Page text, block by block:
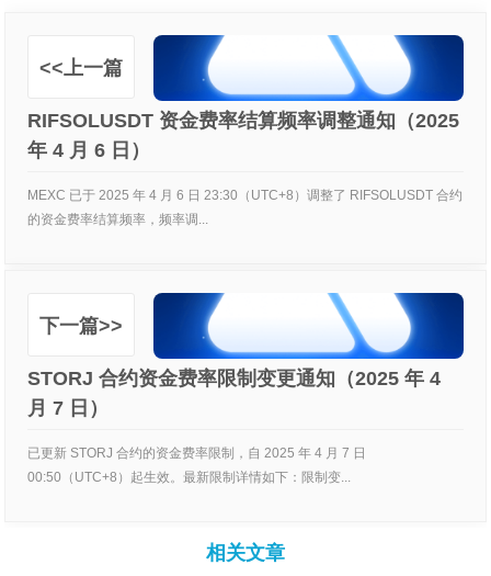
<<上一篇
RIFSOLUSDT 资金费率结算频率调整通知（2025
年 4 月 6 日）
MEXC 已于 2025 年 4 月 6 日 23:30（UTC+8）调整了 RIFSOLUSDT 合约
的资金费率结算频率，频率调...
下一篇>>
STORJ 合约资金费率限制变更通知（2025 年 4
月 7 日）
已更新 STORJ 合约的资金费率限制，自 2025 年 4 月 7 日
00:50（UTC+8）起生效。最新限制详情如下：限制变...
相关文章